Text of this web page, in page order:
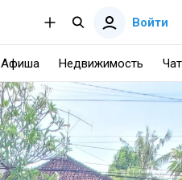
Войти
Афиша Недвижимость Чат